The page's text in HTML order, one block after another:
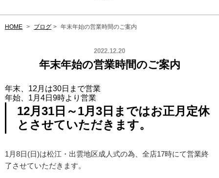
HOME ブログ 年末年始の営業時間のご案内
2022.12.20
年末年始の営業時間のご案内
年末、12月は30日まで営業
年始、1月4日9時より営業
12月31日～1月3日まではお正月定休
とさせていただきます。
1月8日(日)は松江・出雲地区成人式の為、全店17時にて営業終
了させていただきます。